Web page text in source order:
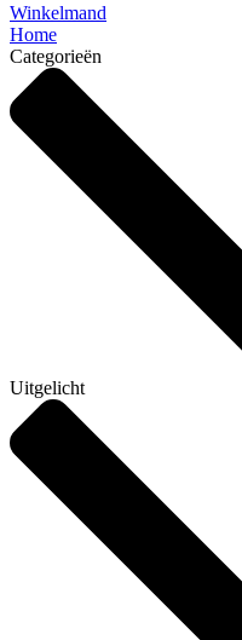
Winkelmand
Home
Categorieën
Uitgelicht